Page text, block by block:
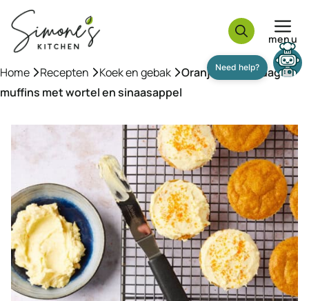
naar
inhoud
menu
Home »Recepten »Koek en gebak »Oranje koningsdag
muffins met wortel en sinaasappel